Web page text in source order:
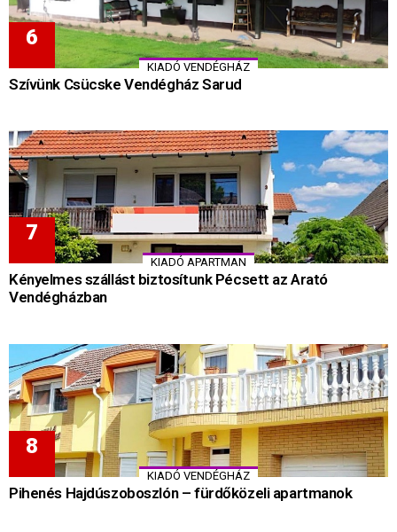
KIADÓ VENDÉGHÁZ
Szívünk Csücske Vendégház Sarud
KIADÓ APARTMAN
Kényelmes szállást biztosítunk Pécsett az Arató
Vendégházban
KIADÓ VENDÉGHÁZ
Pihenés Hajdúszoboszlón – fürdőközeli apartmanok